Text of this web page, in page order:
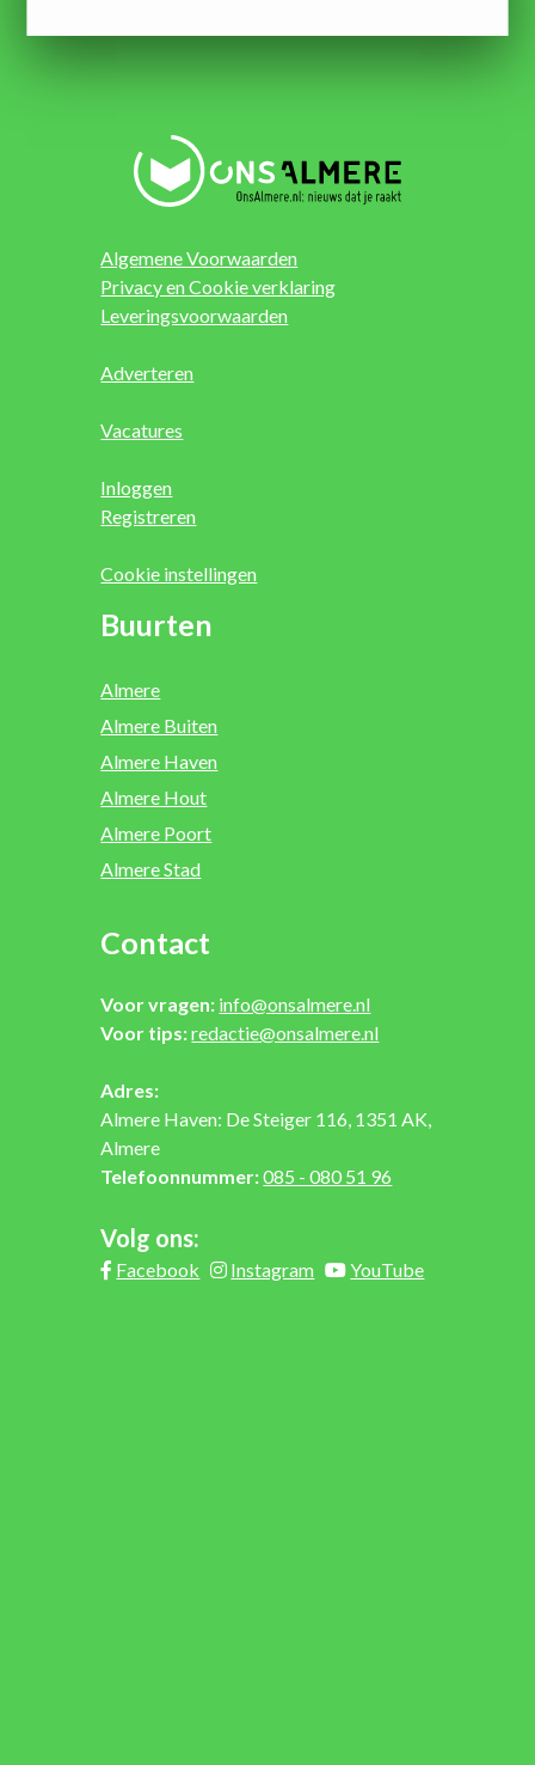
Algemene Voorwaarden
Privacy en Cookie verklaring
Leveringsvoorwaarden
Adverteren
Vacatures
Inloggen
Registreren
Cookie instellingen
Buurten
Almere
Almere Buiten
Almere Haven
Almere Hout
Almere Poort
Almere Stad
Contact
Voor vragen: info@onsalmere.nl
Voor tips:redactie@onsalmere.nl
Adres:
Almere Haven: De Steiger 116, 1351 AK,
Almere
Telefoonnummer:085 - 080 51 96
Volg ons:
Facebook Instagram YouTube